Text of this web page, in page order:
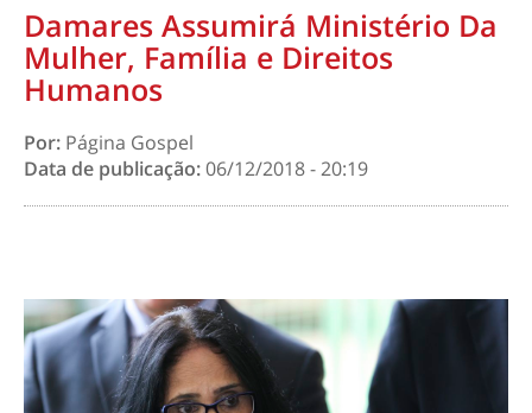
Damares Assumirá Ministério Da
Mulher, Família e Direitos
Humanos
Por: Página Gospel
Data de publicação:06/12/2018 - 20:19